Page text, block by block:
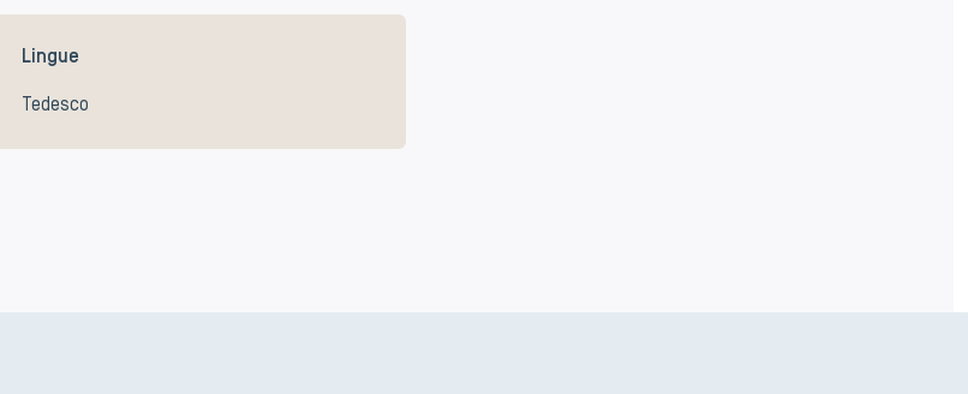
Lingue
Tedesco